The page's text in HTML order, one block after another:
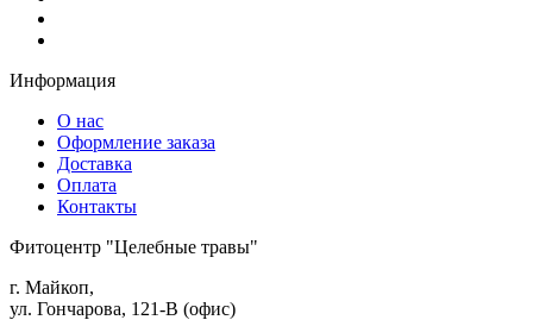
Информация
О нас
Оформление заказа
Доставка
Оплата
Контакты
Фитоцентр "Целебные травы"
г. Майкоп,
ул. Гончарова, 121-В (офис)